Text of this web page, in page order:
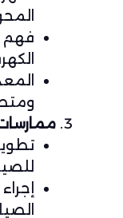
فهم
ممارسات